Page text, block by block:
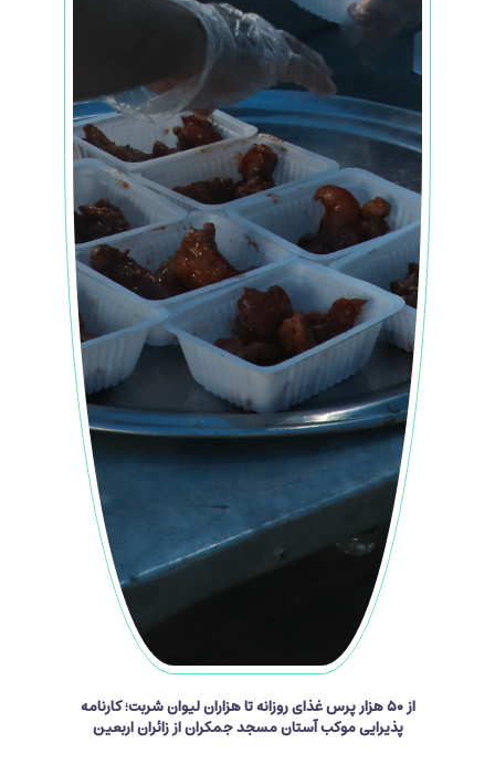
از ۵۰ هزار پرس غذای روزانه تا هزاران لیوان شربت؛ کارنامه
پذیرایی موکب آستان مسجد جمکران از زائران اربعین